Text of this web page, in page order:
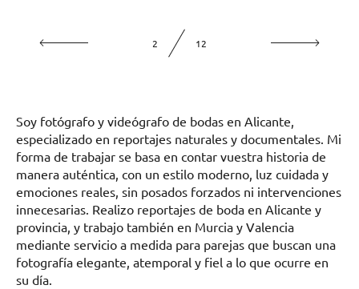
2 12
Soy fotógrafo y videógrafo de bodas en Alicante,
especializado en reportajes naturales y documentales. Mi
forma de trabajar se basa en contar vuestra historia de
manera auténtica, con un estilo moderno, luz cuidada y
emociones reales, sin posados forzados ni intervenciones
innecesarias. Realizo reportajes de boda en Alicante y
provincia, y trabajo también en Murcia y Valencia
mediante servicio a medida para parejas que buscan una
fotografía elegante, atemporal y fiel a lo que ocurre en
su día.